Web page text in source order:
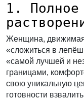
1. Полное
Женщина, движимая
«сложиться в
«самой лучшей и
границами,
свою уникальную
готовности